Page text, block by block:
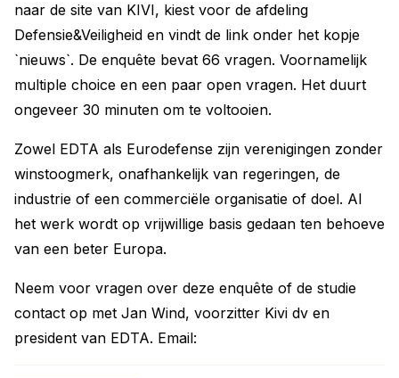
naar de site van KIVI, kiest voor de afdeling
Defensie&Veiligheid en vindt de link onder het kopje
`nieuws`. De enquête bevat 66 vragen. Voornamelijk
multiple choice en een paar open vragen. Het duurt
ongeveer 30 minuten om te voltooien.
Zowel EDTA als Eurodefense zijn verenigingen zonder
winstoogmerk, onafhankelijk van regeringen, de
industrie of een commerciële organisatie of doel. Al
het werk wordt op vrijwillige basis gedaan ten behoeve
van een beter Europa.
Neem voor vragen over deze enquête of de studie
contact op met Jan Wind, voorzitter Kivi dv en
president van EDTA. Email: